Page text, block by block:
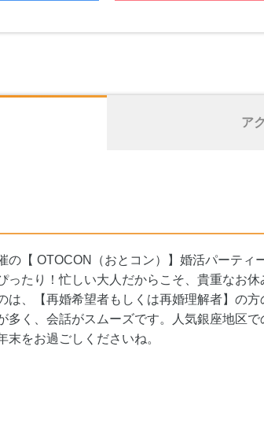
ア
【 OTOCON（おとコン）】婚活パーティ
たり！忙しい大人だからこそ、貴重なお
、【再婚希望者もしくは再婚理解者】の
多く、会話がスムーズです。人気銀座地区
をお過ごしくださいね。